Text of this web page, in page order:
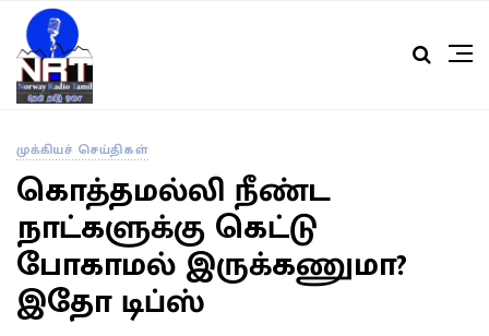
முக்கியச் செய்திகள்
கொத்தமல்லி நீண்ட
நாட்களுக்கு கெட்டு
போகாமல் இருக்கணுமா?
இதோ டிப்ஸ்